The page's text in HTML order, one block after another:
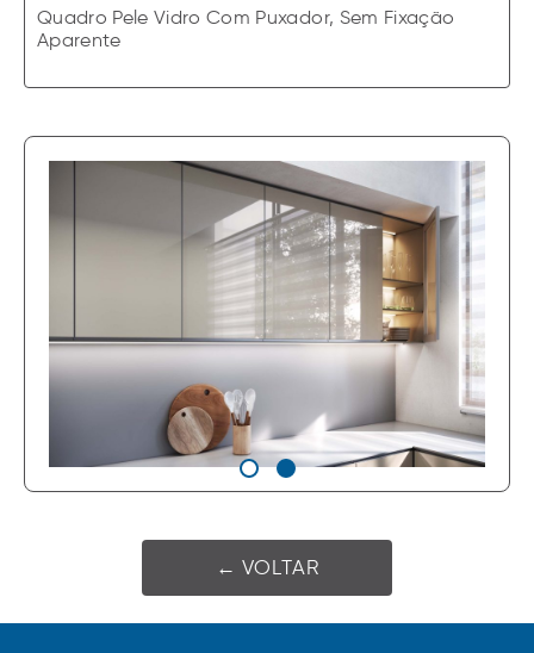
Quadro Pele Vidro Com Puxador, Sem Fixação
Aparente
← VOLTAR